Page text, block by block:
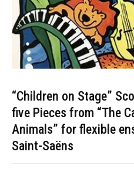
“Children on Stage”
five Pieces from “The
Animals” for flexible
Saint-Saëns